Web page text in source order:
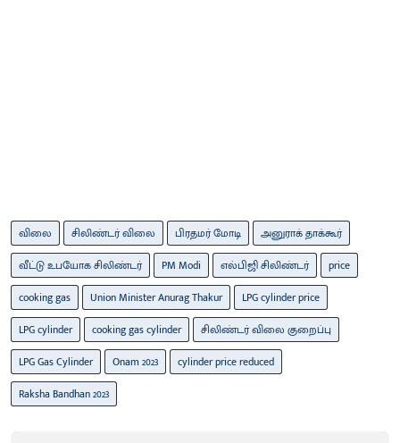
விலை சிலிண்டர் விலை பிரதமர் மோடி
அனுராக் தாக்கூர்
வீட்டு உபயோக சிலிண்டர்
PM Modi எல்பிஜி சிலிண்டர்
price
cooking gas
Union Minister Anurag Thakur
LPG cylinder price
LPG cylinder
cooking gas cylinder
சிலிண்டர் விலை குறைப்பு
LPG Gas Cylinder
Onam 2023
cylinder price reduced
Raksha Bandhan 2023